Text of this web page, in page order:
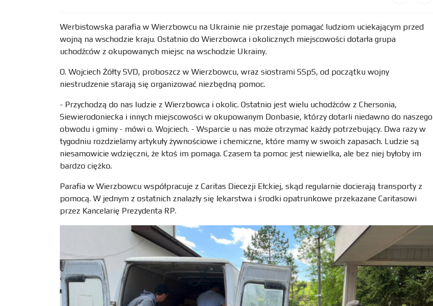
Werbistowska parafia w Wierzbowcu na Ukrainie nie przestaje pomagać ludziom uciekającym przed
wojną na wschodzie kraju. Ostatnio do Wierzbowca i okolicznych miejscowości dotarła grupa
uchodźców z okupowanych miejsc na wschodzie Ukrainy.
O. Wojciech Żółty SVD, proboszcz w Wierzbowcu, wraz siostrami SSpS, od początku wojny
niestrudzenie starają się organizować niezbędną pomoc.
- Przychodzą do nas ludzie z Wierzbowca i okolic. Ostatnio jest wielu uchodźców z Chersonia,
Siewierodoniecka i innych miejscowości w okupowanym Donbasie, którzy dotarli niedawno do naszego
obwodu i gminy - mówi o. Wojciech. - Wsparcie u nas może otrzymać każdy potrzebujący. Dwa razy w
tygodniu rozdzielamy artykuły żywnościowe i chemiczne, które mamy w swoich zapasach. Ludzie są
niesamowicie wdzięczni, że ktoś im pomaga. Czasem ta pomoc jest niewielka, ale bez niej byłoby im
bardzo ciężko.
Parafia w Wierzbowcu współpracuje z Caritas Diecezji Ełckiej, skąd regularnie docierają transporty z
pomocą. W jednym z ostatnich znalazły się lekarstwa i środki opatrunkowe przekazane Caritasowi
przez Kancelarię Prezydenta RP.